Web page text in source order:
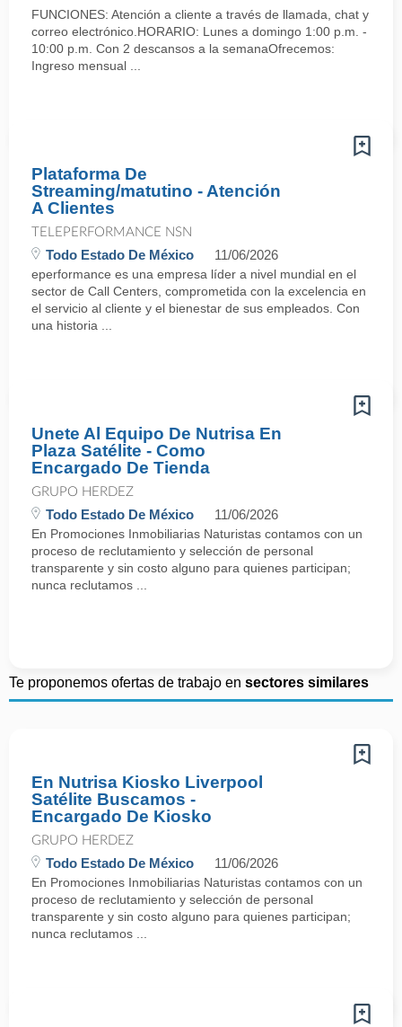
FUNCIONES: Atención a cliente a través de llamada, chat y
correo electrónico.HORARIO: Lunes a domingo 1:00 p.m. -
10:00 p.m. Con 2 descansos a la semanaOfrecemos:
Ingreso mensual ...
Plataforma De
Streaming/matutino - Atención
A Clientes
TELEPERFORMANCE NSN
Todo Estado De México 11/06/2026
eperformance es una empresa líder a nivel mundial en el
sector de Call Centers, comprometida con la excelencia en
el servicio al cliente y el bienestar de sus empleados. Con
una historia ...
Unete Al Equipo De Nutrisa En
Plaza Satélite - Como
Encargado De Tienda
GRUPO HERDEZ
Todo Estado De México 11/06/2026
En Promociones Inmobiliarias Naturistas contamos con un
proceso de reclutamiento y selección de personal
transparente y sin costo alguno para quienes participan;
nunca reclutamos ...
Te proponemos ofertas de trabajo en sectores similares
En Nutrisa Kiosko Liverpool
Satélite Buscamos -
Encargado De Kiosko
GRUPO HERDEZ
Todo Estado De México 11/06/2026
En Promociones Inmobiliarias Naturistas contamos con un
proceso de reclutamiento y selección de personal
transparente y sin costo alguno para quienes participan;
nunca reclutamos ...